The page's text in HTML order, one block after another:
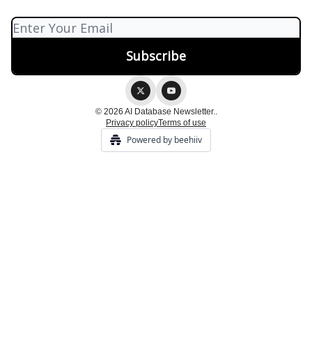
© 2026 AI Database Newsletter..
Privacy policyTerms of use
Powered by beehiiv